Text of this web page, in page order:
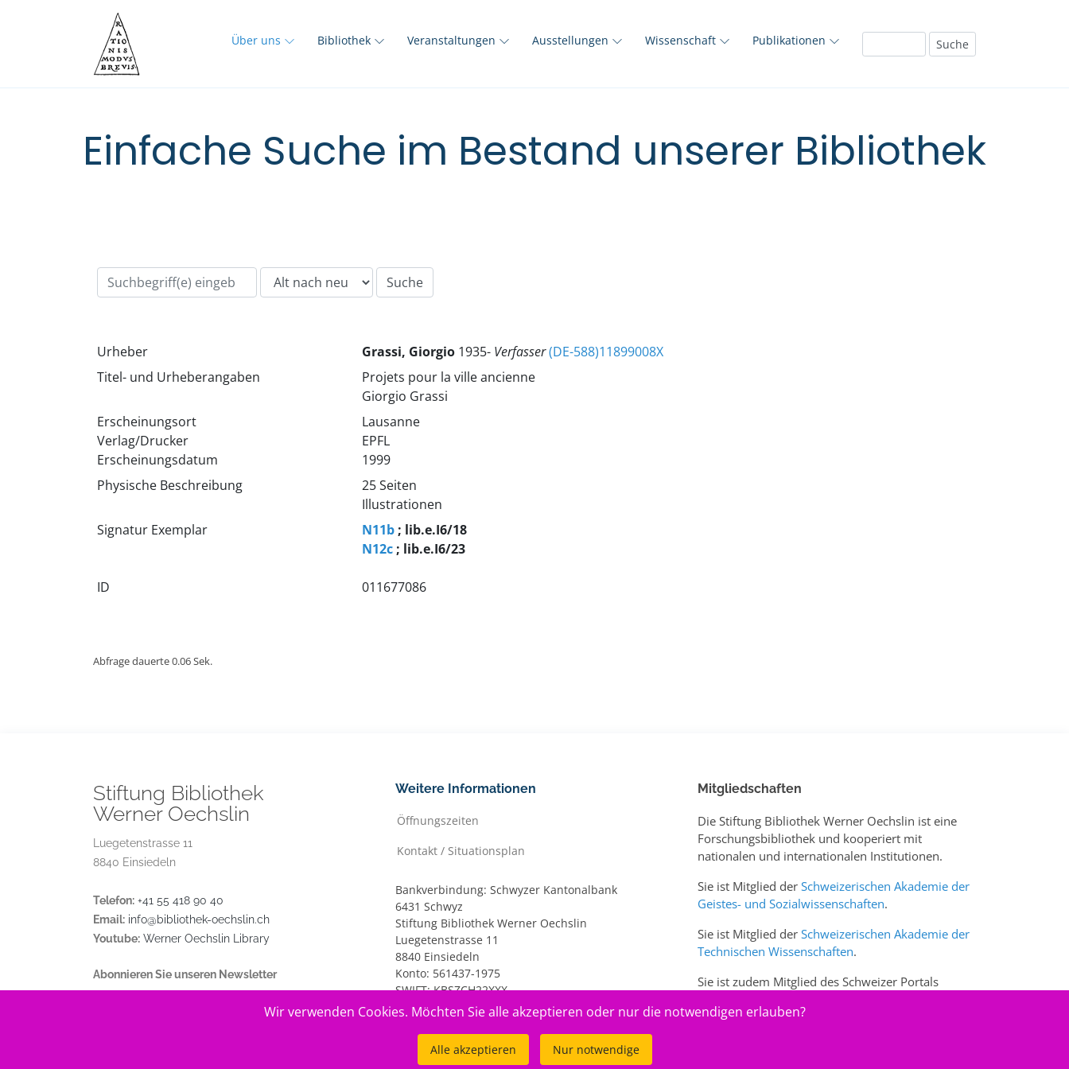
Über uns Bibliothek Veranstaltungen Ausstellungen Wissenschaft Publikationen
Einfache Suche im Bestand unserer Bibliothek
Urheber Grassi, Giorgio 1935- Verfasser(DE-588)11899008X
Titel- und Urheberangaben
Projets pour la ville ancienne
Giorgio Grassi
Erscheinungsort
Verlag/Drucker
Erscheinungsdatum
Lausanne
EPFL
1999
Physische Beschreibung
25 Seiten
Illustrationen
Signatur Exemplar
N11b; lib.e.I6/18
N12c; lib.e.I6/23
ID 011677086
Abfrage dauerte 0.06 Sek.
Stiftung Bibliothek
Werner Oechslin
Luegetenstrasse 11
8840 Einsiedeln
Telefon: +41 55 418 90 40
Email: info@bibliothek-oechslin.ch
Youtube: Werner Oechslin Library
Abonnieren Sie unseren Newsletter
Weitere Informationen
Öffnungszeiten
Kontakt / Situationsplan
Bankverbindung: Schwyzer Kantonalbank
6431 Schwyz
Stiftung Bibliothek Werner Oechslin
Luegetenstrasse 11
8840 Einsiedeln
Konto: 561437-1975
SWIFT: KBSZCH22XXX
IBAN: CH20 0077 7005 6143 7197 5
Mitgliedschaften
Die Stiftung Bibliothek Werner Oechslin ist eine
Forschungsbibliothek und kooperiert mit
nationalen und internationalen Institutionen.
Sie ist Mitglied der Schweizerischen Akademie der
Geistes- und Sozialwissenschaften.
Sie ist Mitglied der Schweizerischen Akademie der
Technischen Wissenschaften.
Sie ist zudem Mitglied des Schweizer Portals
Wir verwenden Cookies. Möchten Sie alle akzeptieren oder nur die notwendigen erlauben?
Alle akzeptieren Nur notwendige